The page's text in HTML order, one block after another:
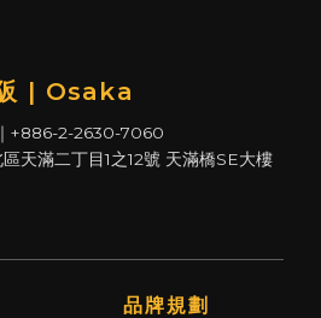
| Osaka
+886-2-2630-7060
天滿二丁目1之12號 天滿橋SE大樓
品牌規劃